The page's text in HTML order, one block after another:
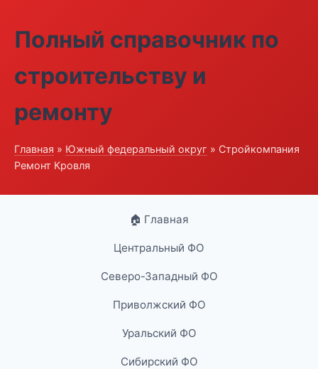
Полный справочник по
строительству и
ремонту
Главная » Южный федеральный округ » Стройкомпания
Ремонт Кровля
🏠 Главная
Центральный ФО
Северо-Западный ФО
Приволжский ФО
Уральский ФО
Сибирский ФО